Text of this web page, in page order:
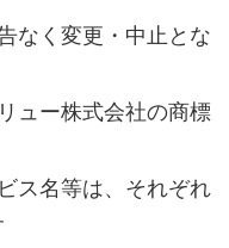
なく変更・中止とな
ュー株式会社の商標
ス名等は、それぞれ